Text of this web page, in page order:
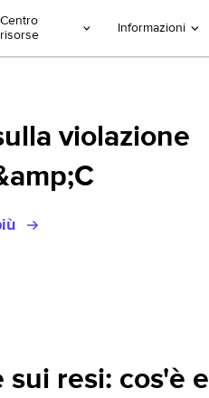
Centro
risorse
Informazioni
violazione
sui resi: cos'è e